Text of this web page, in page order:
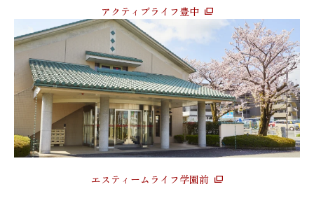
アクティブライフ豊中
エスティームライフ学園前